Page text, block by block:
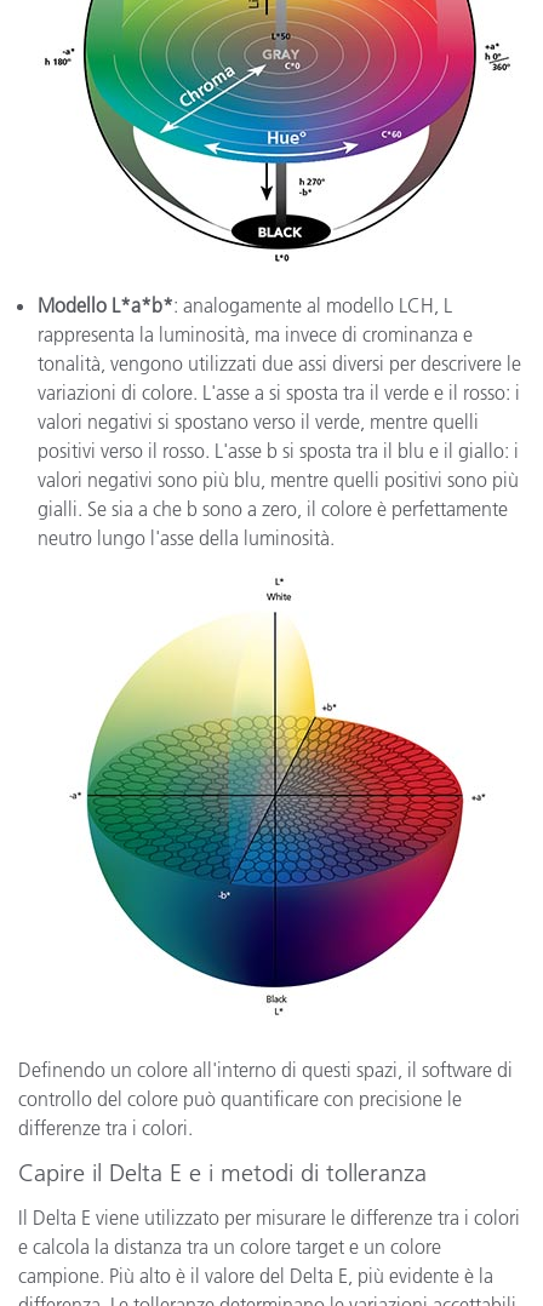
Modello L*a*b*: analogamente al modello LCH, L
rappresenta la luminosità, ma invece di crominanza e
tonalità, vengono utilizzati due assi diversi per descrivere le
variazioni di colore. L'asse a si sposta tra il verde e il rosso: i
valori negativi si spostano verso il verde, mentre quelli
positivi verso il rosso. L'asse b si sposta tra il blu e il giallo: i
valori negativi sono più blu, mentre quelli positivi sono più
gialli. Se sia a che b sono a zero, il colore è perfettamente
neutro lungo l'asse della luminosità.
Definendo un colore all'interno di questi spazi, il software di
controllo del colore può quantificare con precisione le
differenze tra i colori.
Capire il Delta E e i metodi di tolleranza
Il Delta E viene utilizzato per misurare le differenze tra i colori
e calcola la distanza tra un colore target e un colore
campione. Più alto è il valore del Delta E, più evidente è la